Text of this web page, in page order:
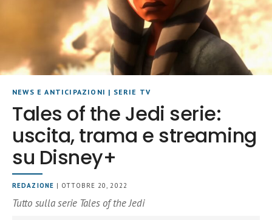
NEWS E ANTICIPAZIONI | SERIE TV
Tales of the Jedi serie:
uscita, trama e streaming
su Disney+
REDAZIONE | OTTOBRE 20, 2022
Tutto sulla serie Tales of the Jedi